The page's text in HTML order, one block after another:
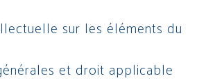
sur les éléments du
et droit applicable